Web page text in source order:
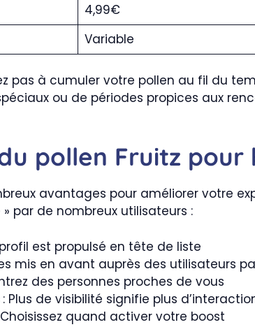
4,99€
Variable
pas à cumuler votre pollen au fil du
ou de périodes propices aux
pollen Fruitz
avantages pour améliorer votre
par de nombreux utilisateurs :
est propulsé en tête de liste
mis en avant auprès des utilisateurs
des personnes proches de vous
: Plus de visibilité signifie plus
quand activer votre boost